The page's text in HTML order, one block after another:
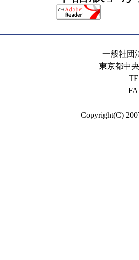
一般社団
東京都中
Copyright(C)